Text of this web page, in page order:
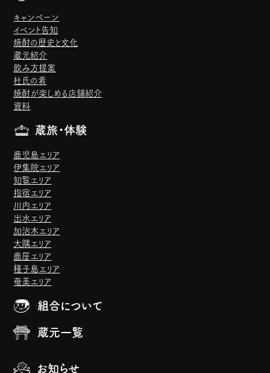
キャンペーン
イベント告知
焼酎の歴史と文化
蔵元紹介
飲み方提案
杜氏の肴
焼酎が楽しめる店舗紹介
資料
蔵旅・体験
鹿児島エリア
伊集院エリア
知覧エリア
指宿エリア
川内エリア
出水エリア
加治木エリア
大隅エリア
鹿屋エリア
種子島エリア
奄美エリア
組合について
蔵元一覧
お知らせ